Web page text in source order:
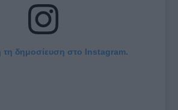
τη δημοσίευση στο Instagram.